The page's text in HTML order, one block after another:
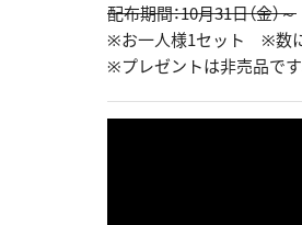
配布期間：10月31日（金）～
※お一人様1セット ※数に
※プレゼントは非売品です